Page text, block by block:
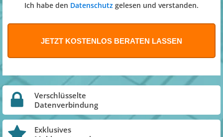
Ich habe den Datenschutz gelesen und verstanden.
Verschlüsselte
Datenverbindung
Exklusives